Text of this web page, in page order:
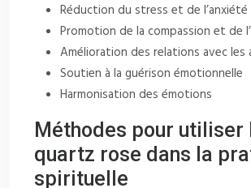
Réduction du stress et de l’anxiété
Promotion de la compassion et de
Amélioration des relations avec les
Soutien à la guérison émotionnelle
Harmonisation des émotions
Méthodes pour utiliser
quartz rose dans la
spirituelle